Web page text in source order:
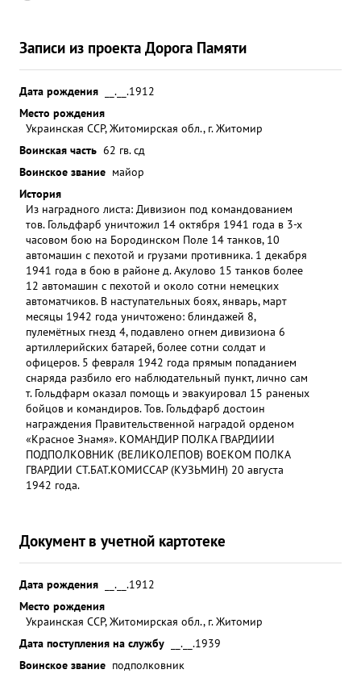
Записи из проекта Дорога Памяти
Дата рождения
__.__.1912
Место рождения
Украинская ССР, Житомирская обл., г. Житомир
Воинская часть 62 гв. сд
Воинское звание майор
История
Из наградного листа: Дивизион под командованием
тов. Гольдфарб уничтожил 14 октября 1941 года в 3-х
часовом бою на Бородинском Поле 14 танков, 10
автомашин с пехотой и грузами противника. 1 декабря
1941 года в бою в районе д. Акулово 15 танков более
12 автомашин с пехотой и около сотни немецких
автоматчиков. В наступательных боях, январь, март
месяцы 1942 года уничтожено: блиндажей 8,
пулемётных гнезд 4, подавлено огнем дивизиона 6
артиллерийских батарей, более сотни солдат и
офицеров. 5 февраля 1942 года прямым попаданием
снаряда разбило его наблюдательный пункт, лично сам
т. Гольдфарм оказал помощь и эвакуировал 15 раненых
бойцов и командиров. Тов. Гольдфарб достоин
награждения Правительственной наградой орденом
«Красное Знамя». КОМАНДИР ПОЛКА ГВАРДИИИ
ПОДПОЛКОВНИК (ВЕЛИКОЛЕПОВ) ВОЕКОМ ПОЛКА
ГВАРДИИ СТ.БАТ.КОМИССАР (КУЗЬМИН) 20 августа
1942 года.
Документ в учетной картотеке
Дата рождения
__.__.1912
Место рождения
Украинская ССР, Житомирская обл., г. Житомир
Дата поступления на службу
__.__.1939
Воинское звание подполковник